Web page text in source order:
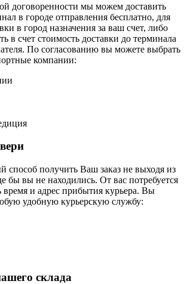
договоренности мы можем доставить
в городе отправления бесплатно, для
в город назначения за ваш счет, либо
в счет стоимость доставки до терминала
По согласованию вы можете выбрать
компании:
способ получить Ваш заказ не выходя из
бы вы не находились. От вас потребуется
время и адрес прибытия курьера. Вы
удобную курьерскую службу:
склада